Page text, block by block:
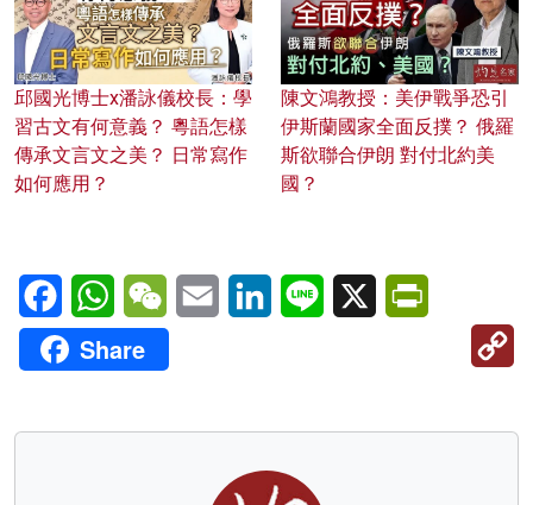
邱國光博士x潘詠儀校長：學
習古文有何意義？ 粵語怎樣
傳承文言文之美？ 日常寫作
如何應用？
陳文鴻教授：美伊戰爭恐引
伊斯蘭國家全面反撲？ 俄羅
斯欲聯合伊朗 對付北約美
國？
FacebookWhatsAppWeChatEmail LinkedInLine X
Share